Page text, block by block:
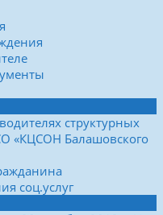
структурных
«КЦСОН Балашовского
соц.услуг